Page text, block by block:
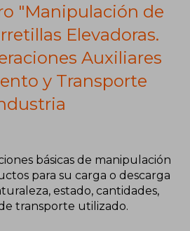
la
"Manipulación de
Elevadoras.
Auxiliares
y Transporte
básicas de manipulación
para su carga o descarga
estado, cantidades,
transporte utilizado.